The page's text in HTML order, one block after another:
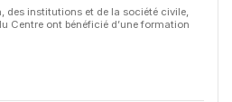
des institutions et de la société civile,
Centre ont bénéficié d’une formation